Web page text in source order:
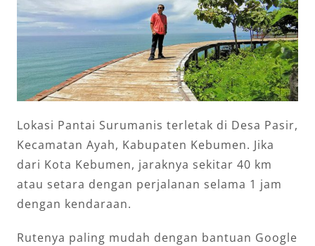
Lokasi Pantai Surumanis terletak di Desa Pasir,
Kecamatan Ayah, Kabupaten Kebumen. Jika
dari Kota Kebumen, jaraknya sekitar 40 km
atau setara dengan perjalanan selama 1 jam
dengan kendaraan.
Rutenya paling mudah dengan bantuan Google